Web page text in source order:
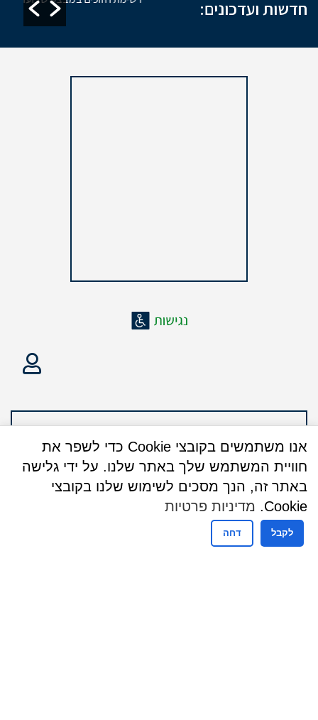
חדשות ועדכונים:
אנו משתמשים בקובצי Cookie כדי לשפר את
חוויית המשתמש שלך באתר שלנו. על ידי גלישה
באתר זה, הנך מסכים לשימוש שלנו בקובצי
Cookie.
מדיניות פרטיות
לקבל דחה